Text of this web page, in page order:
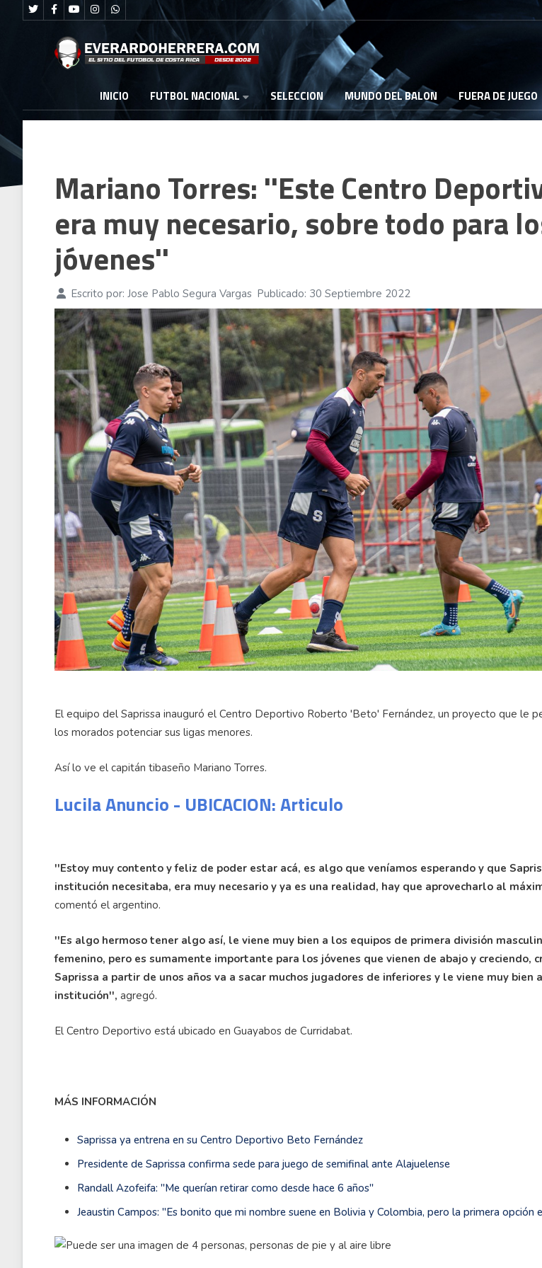
INICIO FUTBOL NACIONAL SELECCION MUNDO DEL BALON FUERA DE JUEGO
Mariano Torres: ''Este Centro
era muy necesario, sobre todo para
jóvenes''
Escrito por: Jose Pablo Segura Vargas Publicado: 30 Septiembre 2022
El equipo del Saprissa inauguró el Centro Deportivo Roberto 'Beto' Fernández, un proyecto que le
los morados potenciar sus ligas menores.
Así lo ve el capitán tibaseño Mariano Torres.
Lucila Anuncio - UBICACION: Articulo
''Estoy muy contento y feliz de poder estar acá, es algo que veníamos esperando y que
institución necesitaba, era muy necesario y ya es una realidad, hay que aprovecharlo al
comentó el argentino.
''Es algo hermoso tener algo así, le viene muy bien a los equipos de primera división
femenino, pero es sumamente importante para los jóvenes que vienen de abajo y creciendo,
Saprissa a partir de unos años va a sacar muchos jugadores de inferiores y le viene muy bien
institución'', agregó.
El Centro Deportivo está ubicado en Guayabos de Curridabat.
MÁS INFORMACIÓN
Saprissa ya entrena en su Centro Deportivo Beto Fernández
Presidente de Saprissa confirma sede para juego de semifinal ante Alajuelense
Randall Azofeifa: ''Me querían retirar como desde hace 6 años''
Jeaustin Campos: ''Es bonito que mi nombre suene en Bolivia y Colombia, pero la primera opción